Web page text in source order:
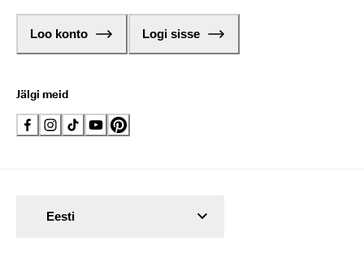
Loo konto Logi sisse
Jälgi meid
Eesti